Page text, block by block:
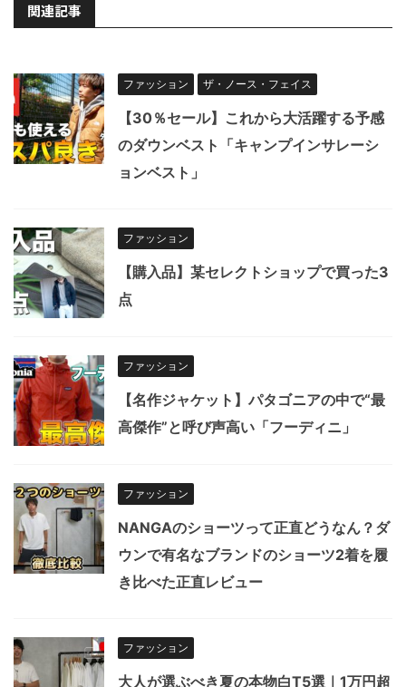
関連記事
ファッション ザ・ノース・フェイス
【30％セール】これから大活躍する予感
のダウンベスト「キャンプインサレーシ
ョンベスト」
ファッション
【購入品】某セレクトショップで買った3
点
ファッション
【名作ジャケット】パタゴニアの中で“最
高傑作”と呼び声高い「フーディニ」
ファッション
NANGAのショーツって正直どうなん？ダ
ウンで有名なブランドのショーツ2着を履
き比べた正直レビュー
ファッション
大人が選ぶべき夏の本物白T5選｜1万円超